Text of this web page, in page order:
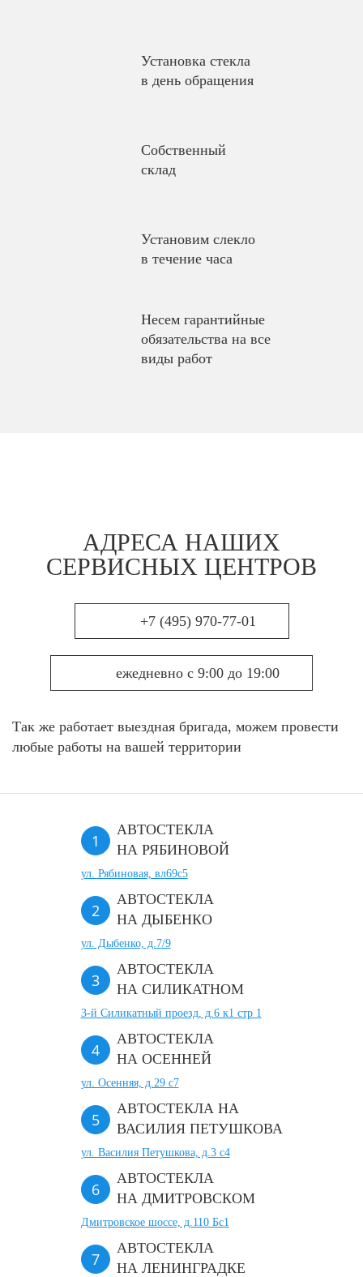
Установка стекла
в день обращения
Собственный
склад
Установим слекло
в течение часа
Несем гарантийные
обязательства на все
виды работ
АДРЕСА НАШИХ
СЕРВИСНЫХ ЦЕНТРОВ
+7 (495) 970-77-01
ежедневно с 9:00 до 19:00
Так же работает выездная бригада, можем провести
любые работы на вашей территории
АВТОСТЕКЛА
НА РЯБИНОВОЙ
ул. Рябиновая, вл69с5
АВТОСТЕКЛА
НА ДЫБЕНКО
ул. Дыбенко, д.7/9
АВТОСТЕКЛА
НА СИЛИКАТНОМ
3-й Силикатный проезд, д.6 к1 стр 1
АВТОСТЕКЛА
НА ОСЕННЕЙ
ул. Осенняя, д.29 с7
АВТОСТЕКЛА НА
ВАСИЛИЯ ПЕТУШКОВА
ул. Василия Петушкова, д.3 с4
АВТОСТЕКЛА
НА ДМИТРОВСКОМ
Дмитровское шоссе, д.110 Бс1
АВТОСТЕКЛА
НА ЛЕНИНГРАДКЕ